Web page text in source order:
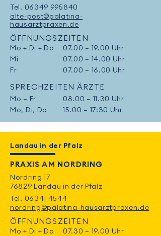
Tel. 06349 995840
alte-post@palatina-
hausarztpraxen.de
ÖFFNUNGSZEITEN
Mo + Di + Do
07.00 – 19.00 Uhr
Mi
07.00 – 14.00 Uhr
Fr
07.00 – 16.00 Uhr
SPRECHZEITEN ÄRZTE
Mo – Fr
08.00 – 11.30 Uhr
Mo, Di, Do
15.00 – 17:30 Uhr
Landau in der Pfalz
PRAXIS AM NORDRING
Nordring 17
76829 Landau in der Pfalz
Tel. 06341 4544
nordring@palatina-hausarztpraxen.de
ÖFFNUNGSZEITEN
Mo + Di + Do
07.30 – 19.00 Uhr